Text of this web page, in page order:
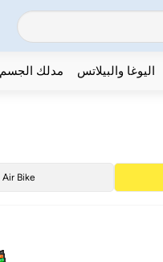
اليوغا والبيلاتس مدلك الجسم
Air Bike